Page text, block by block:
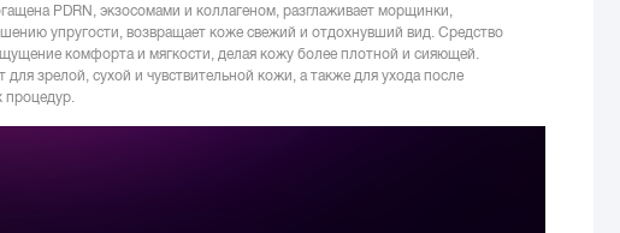
PDRN, экзосомами и коллагеном, разглаживает морщинки,
упругости, возвращает коже свежий и отдохнувший вид. Средство
комфорта и мягкости, делая кожу более плотной и сияющей.
для зрелой, сухой и чувствительной кожи, а также для ухода после
процедур.